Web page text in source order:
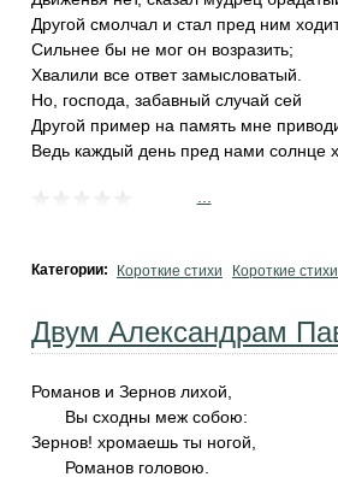
Другой смолчал и стал пред ним
Сильнее бы не мог он возразить;
Хвалили все ответ замысловатый.
Но, господа, забавный случай сей
Другой пример на память мне
Ведь каждый день пред нами солнце
Категории: Короткие стихи Короткие
Двум Александрам
Романов и Зернов лихой,
Вы сходны меж собою:
Зернов! хромаешь ты ногой,
Романов головою.